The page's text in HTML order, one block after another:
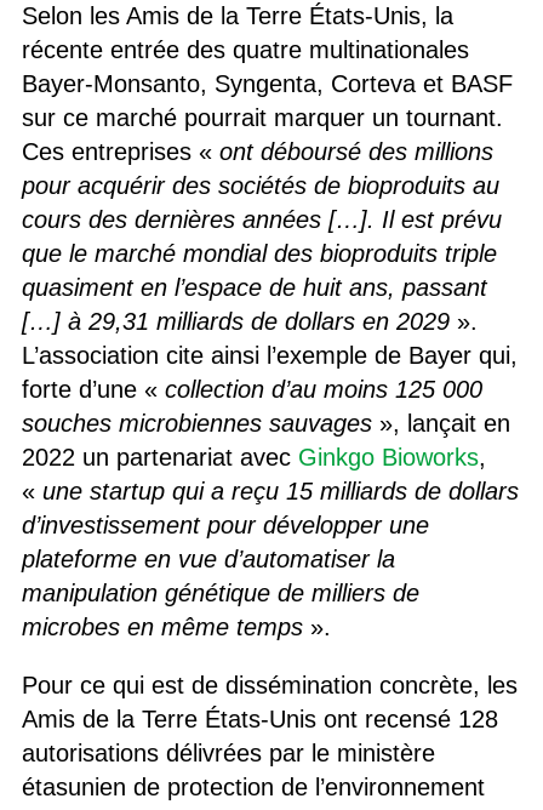
Selon les Amis de la Terre États-Unis, la
récente entrée des quatre multinationales
Bayer-Monsanto, Syngenta, Corteva et BASF
sur ce marché pourrait marquer un tournant.
Ces entreprises « ont déboursé des millions
pour acquérir des sociétés de bioproduits au
cours des dernières années […]. Il est prévu
que le marché mondial des bioproduits triple
quasiment en l’espace de huit ans, passant
[…] à 29,31 milliards de dollars en 2029».
L’association cite ainsi l’exemple de Bayer qui,
forte d’une « collection d’au moins 125 000
souches microbiennes sauvages», lançait en
2022 un partenariat avec Ginkgo Bioworks,
« une startup qui a reçu 15 milliards de dollars
d’investissement pour développer une
plateforme en vue d’automatiser la
manipulation génétique de milliers de
microbes en même temps».
Pour ce qui est de dissémination concrète, les
Amis de la Terre États-Unis ont recensé 128
autorisations délivrées par le ministère
étasunien de protection de l’environnement